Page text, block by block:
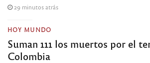
29 minutos atrás
HOY MUNDO
Suman 111 los muertos por el
Colombia